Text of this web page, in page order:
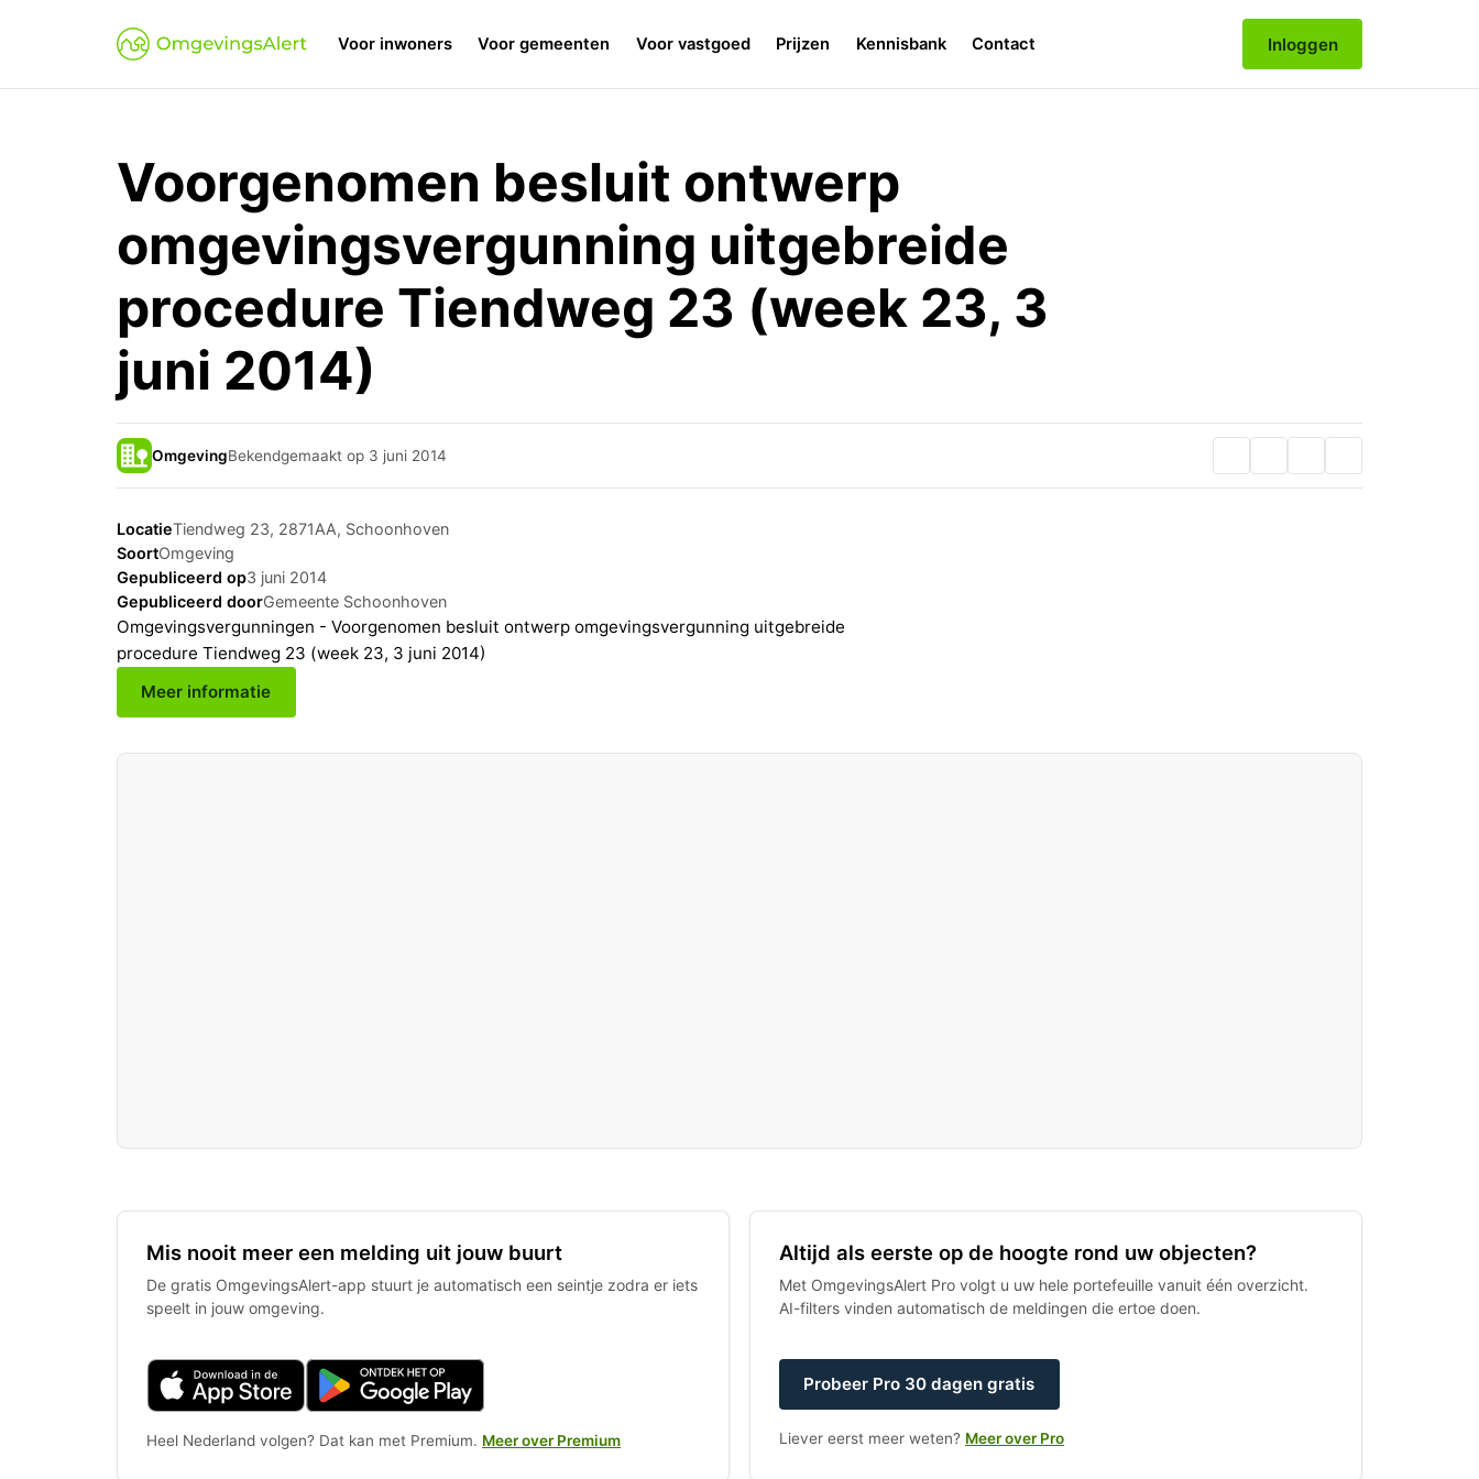
Voor inwoners Voor gemeenten Voor vastgoed Prijzen Kennisbank Contact Inloggen
Voorgenomen besluit ontwerp
omgevingsvergunning uitgebreide
procedure Tiendweg 23 (week 23, 3
juni 2014)
OmgevingBekendgemaakt op 3 juni 2014
LocatieTiendweg 23, 2871AA, Schoonhoven
SoortOmgeving
Gepubliceerd op3 juni 2014
Gepubliceerd doorGemeente Schoonhoven
Omgevingsvergunningen - Voorgenomen besluit ontwerp omgevingsvergunning uitgebreide
procedure Tiendweg 23 (week 23, 3 juni 2014)
Meer informatie
Mis nooit meer een melding uit jouw buurt
De gratis OmgevingsAlert-app stuurt je automatisch een seintje zodra er iets
speelt in jouw omgeving.
Heel Nederland volgen? Dat kan met Premium. Meer over Premium
Altijd als eerste op de hoogte rond uw objecten?
Met OmgevingsAlert Pro volgt u uw hele portefeuille vanuit één overzicht.
AI-filters vinden automatisch de meldingen die ertoe doen.
Probeer Pro 30 dagen gratis
Liever eerst meer weten? Meer over Pro